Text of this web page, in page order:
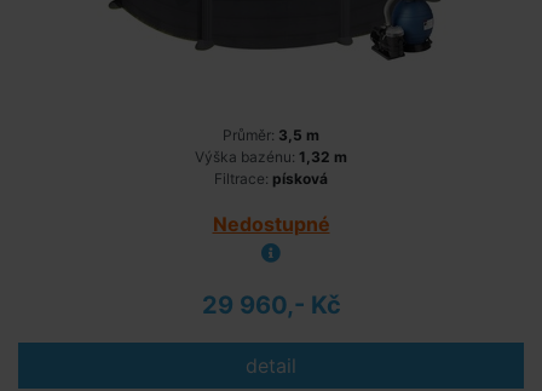
Průměr: 3,5 m
Výška bazénu: 1,32 m
Filtrace: písková
Nedostupné
29 960,- Kč
detail